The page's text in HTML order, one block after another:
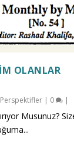
OLANLAR
Perspektifler| 0 |
Musunuz?